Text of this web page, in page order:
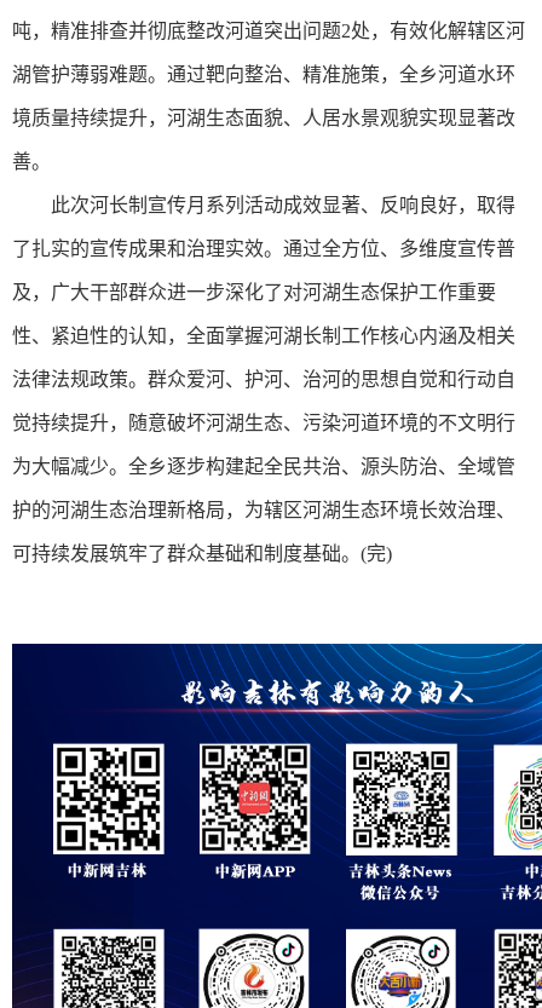
吨，精准排查并彻底整改河道突出问题2处，有效化解辖区河
湖管护薄弱难题。通过靶向整治、精准施策，全乡河道水环
境质量持续提升，河湖生态面貌、人居水景观貌实现显著改
善。
此次河长制宣传月系列活动成效显著、反响良好，取得
了扎实的宣传成果和治理实效。通过全方位、多维度宣传普
及，广大干部群众进一步深化了对河湖生态保护工作重要
性、紧迫性的认知，全面掌握河湖长制工作核心内涵及相关
法律法规政策。群众爱河、护河、治河的思想自觉和行动自
觉持续提升，随意破坏河湖生态、污染河道环境的不文明行
为大幅减少。全乡逐步构建起全民共治、源头防治、全域管
护的河湖生态治理新格局，为辖区河湖生态环境长效治理、
可持续发展筑牢了群众基础和制度基础。(完)